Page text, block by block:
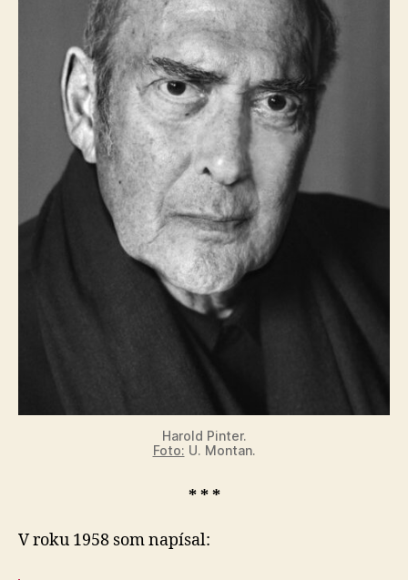
Harold Pinter.
Foto: U. Montan.
* * *
V roku 1958 som napísal: